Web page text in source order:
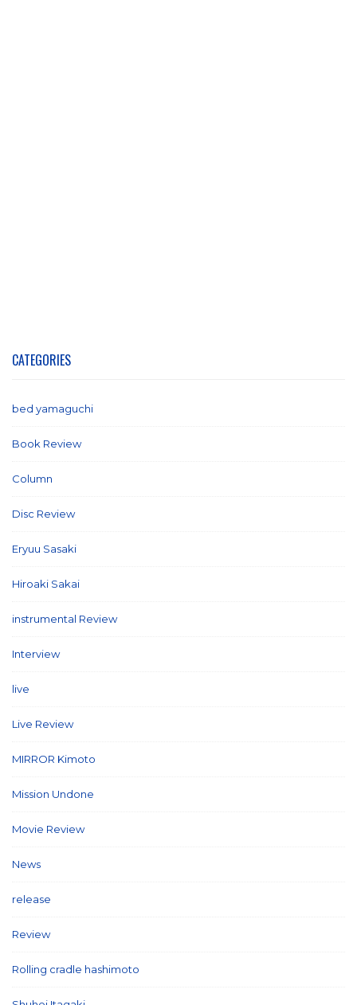
CATEGORIES
bed yamaguchi
Book Review
Column
Disc Review
Eryuu Sasaki
Hiroaki Sakai
instrumental Review
Interview
live
Live Review
MIRROR Kimoto
Mission Undone
Movie Review
News
release
Review
Rolling cradle hashimoto